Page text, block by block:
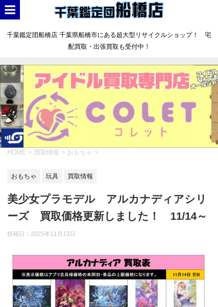
千葉鑑定団船橋店 千葉県船橋市にある超大型リサイクルショップ！ 宅
配買取・出張買取も受付中！
HOME > 買取情報 > おもちゃ >
おもちゃ 玩具 買取情報
美少女プラモデル アルカナディアシリ
ーズ 買取価格更新しました！ 11/14～
投稿日： 2025年11月13日